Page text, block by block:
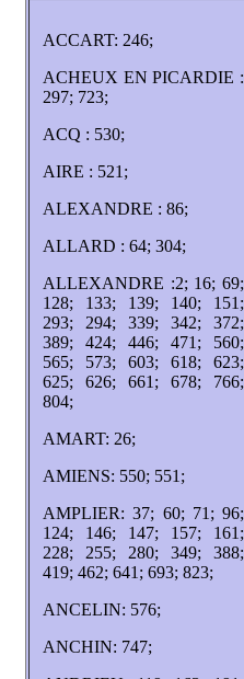
ACCART: 246;
ACHEUX EN PICARDIE :
297; 723;
ACQ : 530;
AIRE : 521;
ALEXANDRE : 86;
ALLARD : 64; 304;
ALLEXANDRE :2; 16; 69;
128; 133; 139; 140; 151;
293; 294; 339; 342; 372;
389; 424; 446; 471; 560;
565; 573; 603; 618; 623;
625; 626; 661; 678; 766;
804;
AMART: 26;
AMIENS: 550; 551;
AMPLIER: 37; 60; 71; 96;
124; 146; 147; 157; 161;
228; 255; 280; 349; 388;
419; 462; 641; 693; 823;
ANCELIN: 576;
ANCHIN: 747;